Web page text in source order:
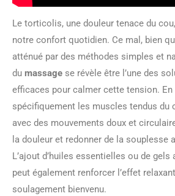
Le torticolis, une douleur tenace du
notre confort quotidien. Ce mal, bien
atténué par des méthodes simples et
du massage se révèle être l’une des
efficaces pour calmer cette tension.
spécifiquement les muscles tendus du
avec des mouvements doux et
la douleur et redonner de la souplesse
L’ajout d’huiles essentielles ou de
peut également renforcer l’effet
soulagement bienvenu.